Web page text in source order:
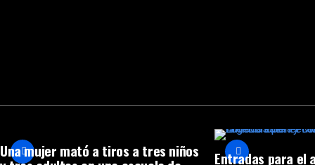
Una mujer mató a tiros a tres niños Entradas para el